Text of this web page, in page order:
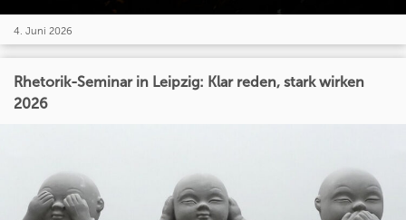
4. Juni 2026
Rhetorik-Seminar in Leipzig: Klar reden, stark wirken
2026